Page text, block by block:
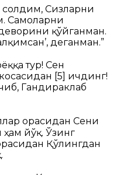
солдим, Сизларни
Самоларни
қўйганман.
деганман.”
тур! Сен
[5] ичдинг!
Гандираклаб
орасидан Сени
йўқ. Ўзинг
Қўлингдан